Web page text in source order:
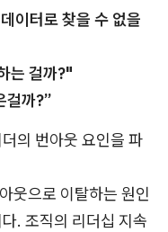
이터로 찾을 수 없을
는 걸까?"
걸까?”
의 번아웃 요인을 파
웃으로 이탈하는 원인
. 조직의 리더십 지속